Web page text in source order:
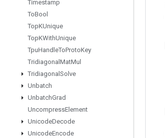
Timestamp
ToBool
TopKUnique
TopKWithUnique
TpuHandleToProtoKey
Tridiagonal MatMul
Tridiagonal Solve
Unbatch
UnbatchGrad
UncompressElement
UnicodeDecode
UnicodeEncode